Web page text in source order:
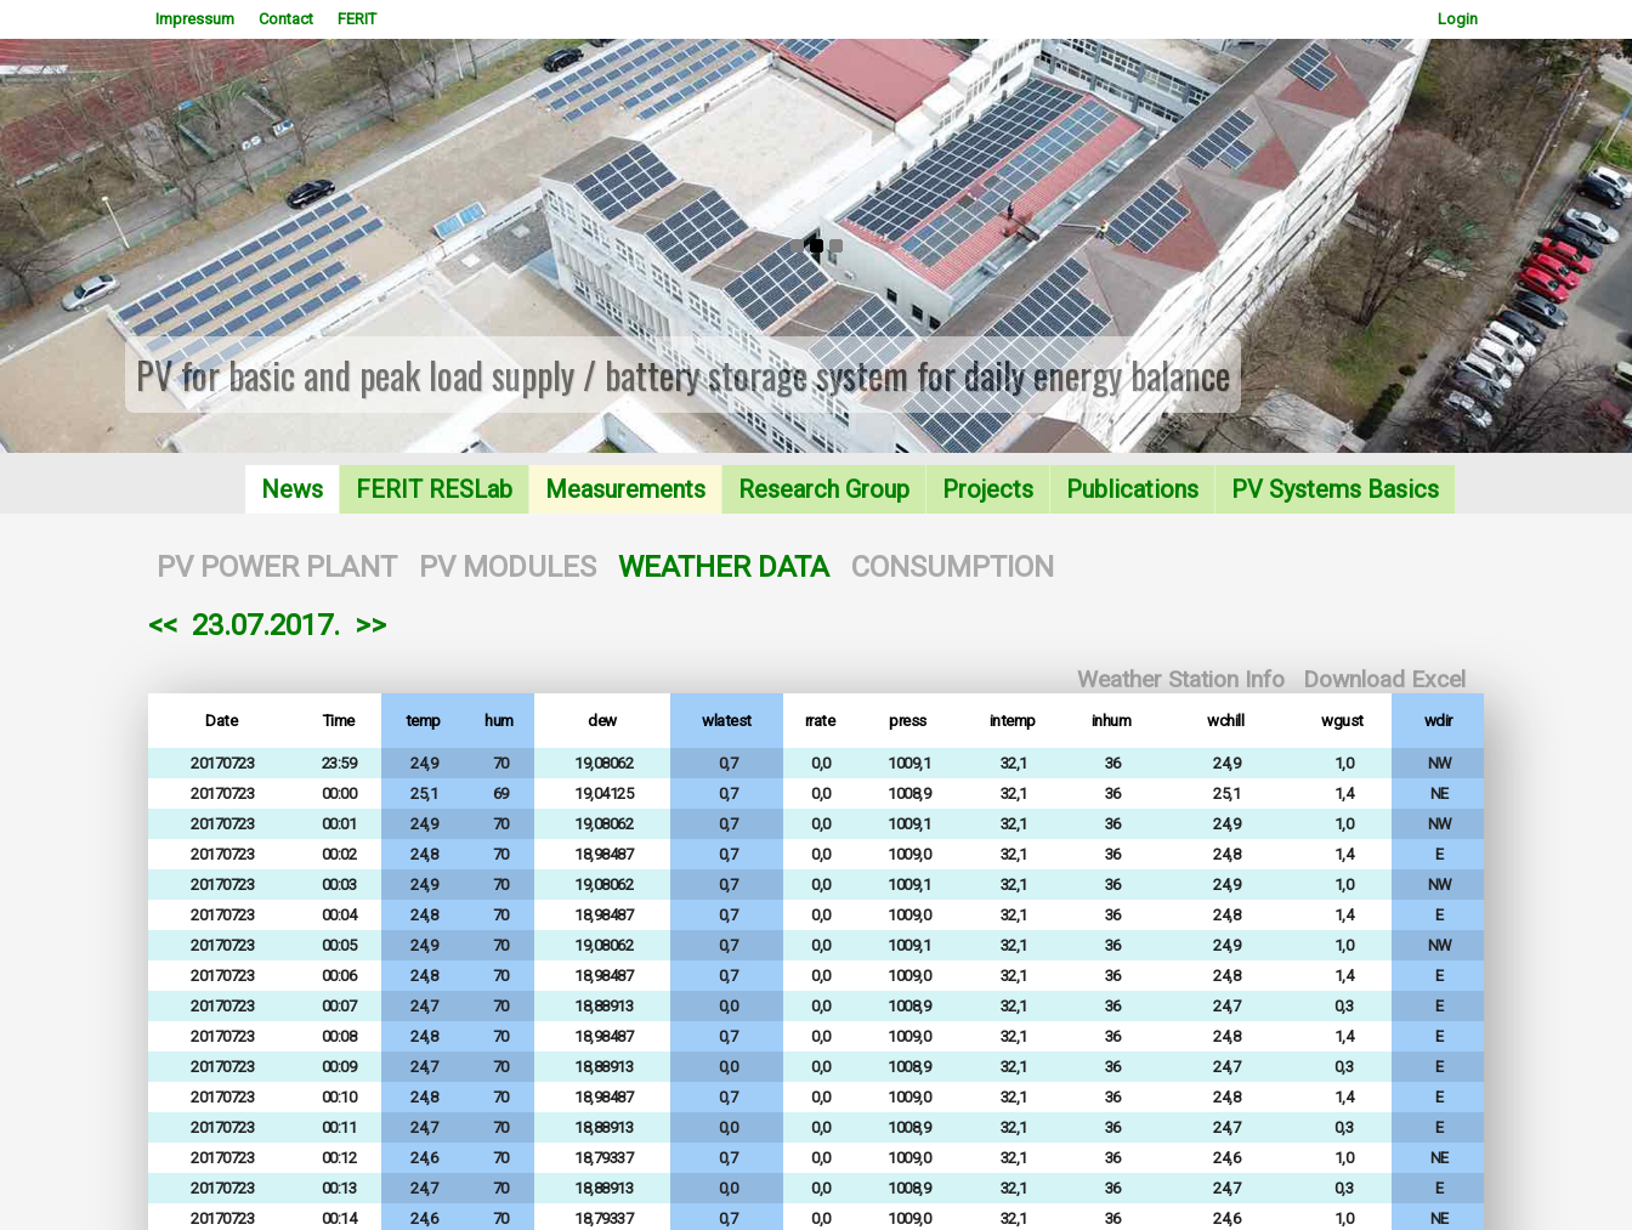
Impressum Contact FERIT Login
WOWSlider.com
PV for basic and peak load supply / battery storage system for daily energy balance
News FERIT RESLab Measurements Research Group Projects Publications PV Systems Basics
PV POWER PLANT PV MODULES WEATHER DATA
CONSUMPTION
<< 23.07.2017. >>
Download Excel
Weather Station Info
Date Time temp hum dew wlatest rrate press intemp inhum wchill wgust wdir
20170723 23:59 24,9 70 19,08062 0,7 0,0 1009,1 32,1 36 24,9 1,0
NW
20170723
00:00 25,1 69 19,04125 0,7 0,0 1008,9 32,1 36 25,1 1,4
NE
20170723
00:01 24,9 70 19,08062 0,7 0,0 1009,1 32,1 36 24,9 1,0
NW
20170723
00:02 24,8 70 18,98487 0,7 0,0 1009,0 32,1 36 24,8 1,4
E
20170723
00:03 24,9 70 19,08062 0,7 0,0 1009,1 32,1 36 24,9 1,0
NW
20170723
00:04 24,8 70 18,98487 0,7 0,0 1009,0 32,1 36 24,8 1,4
E
20170723
00:05 24,9 70 19,08062 0,7 0,0 1009,1 32,1 36 24,9 1,0
NW
20170723
00:06 24,8 70 18,98487 0,7 0,0 1009,0 32,1 36 24,8 1,4
E
20170723
00:07 24,7 70 18,88913 0,0 0,0 1008,9 32,1 36 24,7 0,3
E
20170723
00:08 24,8 70 18,98487 0,7 0,0 1009,0 32,1 36 24,8 1,4
E
20170723
00:09 24,7 70 18,88913 0,0 0,0 1008,9 32,1 36 24,7 0,3
E
20170723
00:10 24,8 70 18,98487 0,7 0,0 1009,0 32,1 36 24,8 1,4
E
20170723
00:11 24,7 70 18,88913 0,0 0,0 1008,9 32,1 36 24,7 0,3
E
20170723
00:12 24,6 70 18,79337 0,7 0,0 1009,0 32,1 36 24,6 1,0
NE
20170723
00:13 24,7 70 18,88913 0,0 0,0 1008,9 32,1 36 24,7 0,3
E
20170723
00:14 24,6 70 18,79337 0,7 0,0 1009,0 32,1 36 24,6 1,0
NE